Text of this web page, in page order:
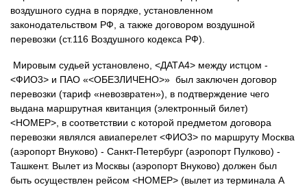
воздушного судна в порядке, установленном
законодательством РФ, а также договором воздушной
перевозки (ст.116 Воздушного кодекса РФ).
Мировым судьей установлено, <ДАТА4> между истцом -
<ФИО3> и ПАО «<ОБЕЗЛИЧЕНО>» был заключен договор
перевозки (тариф «невозвратен»), в подтверждение чего
выдана маршрутная квитанция (электронный билет)
<НОМЕР>, в соответствии с которой предметом договора
перевозки являлся авиаперелет <ФИО3> по маршруту Москва
(аэропорт Внуково) - Санкт-Петербург (аэропорт Пулково) -
Ташкент. Вылет из Москвы (аэропорт Внуково) должен был
быть осуществлен рейсом <НОМЕР> (вылет из терминала А